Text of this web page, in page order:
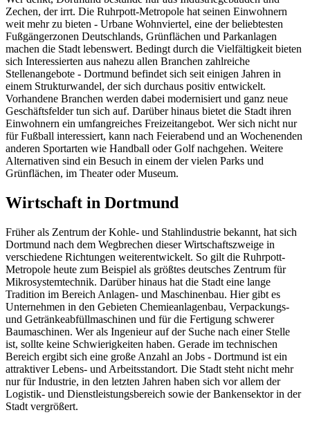
Zechen, der irrt. Die Ruhrpott-Metropole hat seinen Einwohnern
weit mehr zu bieten - Urbane Wohnviertel, eine der beliebtesten
Fußgängerzonen Deutschlands, Grünflächen und Parkanlagen
machen die Stadt lebenswert. Bedingt durch die Vielfältigkeit bieten
sich Interessierten aus nahezu allen Branchen zahlreiche
Stellenangebote - Dortmund befindet sich seit einigen Jahren in
einem Strukturwandel, der sich durchaus positiv entwickelt.
Vorhandene Branchen werden dabei modernisiert und ganz neue
Geschäftsfelder tun sich auf. Darüber hinaus bietet die Stadt ihren
Einwohnern ein umfangreiches Freizeitangebot. Wer sich nicht nur
für Fußball interessiert, kann nach Feierabend und an Wochenenden
anderen Sportarten wie Handball oder Golf nachgehen. Weitere
Alternativen sind ein Besuch in einem der vielen Parks und
Grünflächen, im Theater oder Museum.
Wirtschaft in Dortmund
Früher als Zentrum der Kohle- und Stahlindustrie bekannt, hat sich
Dortmund nach dem Wegbrechen dieser Wirtschaftszweige in
verschiedene Richtungen weiterentwickelt. So gilt die Ruhrpott-
Metropole heute zum Beispiel als größtes deutsches Zentrum für
Mikrosystemtechnik. Darüber hinaus hat die Stadt eine lange
Tradition im Bereich Anlagen- und Maschinenbau. Hier gibt es
Unternehmen in den Gebieten Chemieanlagenbau, Verpackungs-
und Getränkeabfüllmaschinen und für die Fertigung schwerer
Baumaschinen. Wer als Ingenieur auf der Suche nach einer Stelle
ist, sollte keine Schwierigkeiten haben. Gerade im technischen
Bereich ergibt sich eine große Anzahl an Jobs - Dortmund ist ein
attraktiver Lebens- und Arbeitsstandort. Die Stadt steht nicht mehr
nur für Industrie, in den letzten Jahren haben sich vor allem der
Logistik- und Dienstleistungsbereich sowie der Bankensektor in der
Stadt vergrößert.